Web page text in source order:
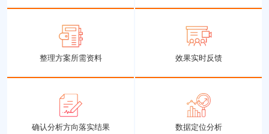
整理方案所需资料 效果实时反馈
确认分析方向落实结果 数据定位分析